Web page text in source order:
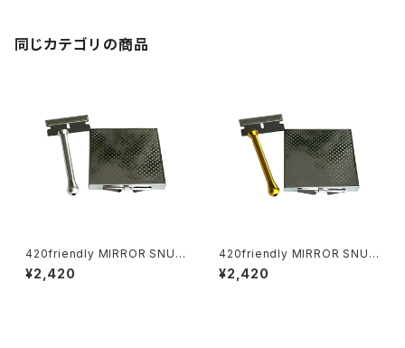
同じカテゴリの商品
420friendly MIRROR SNUF
F KIT (ミラースナッフキット)
¥2,420
420friendly MIRROR SNUF
F KIT (ミラースナッフキット)
¥2,420